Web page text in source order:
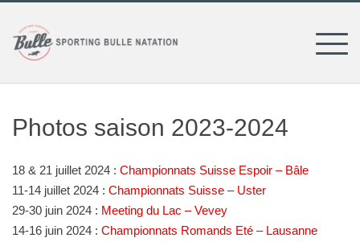
content
Photos saison 2023-2024
18 & 21 juillet 2024 : Championnats Suisse Espoir – Bâle
11-14 juillet 2024 : Championnats Suisse – Uster
29-30 juin 2024 : Meeting du Lac – Vevey
14-16 juin 2024 : Championnats Romands Eté – Lausanne